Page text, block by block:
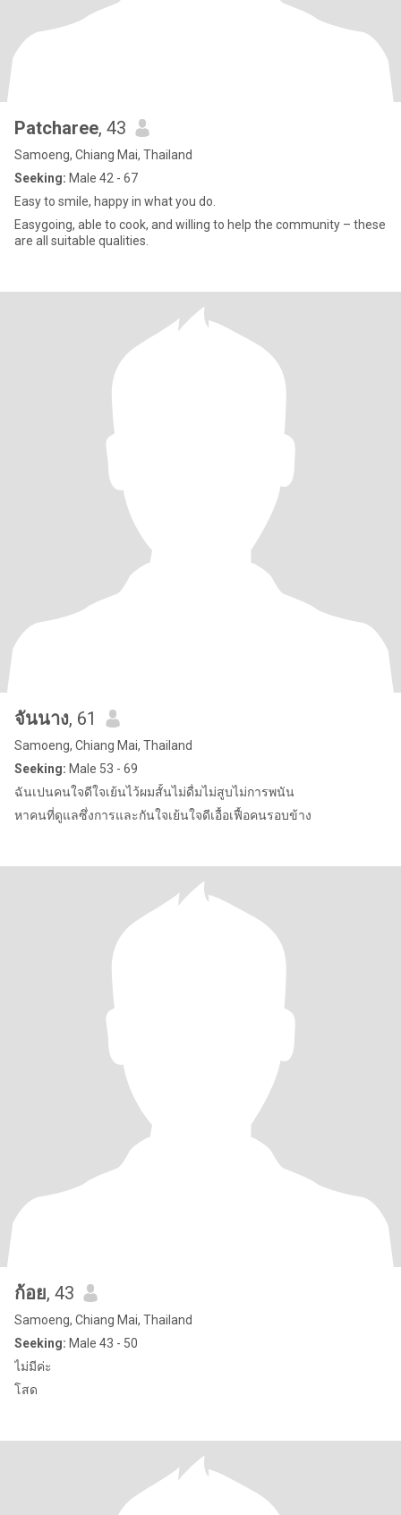
Patcharee, 43
Samoeng, Chiang Mai, Thailand
Seeking: Male 42 - 67
Easy to smile, happy in what you do.
Easygoing, able to cook, and willing to help the community – these
are all suitable qualities.
จันนาง, 61
Samoeng, Chiang Mai, Thailand
Seeking: Male 53 - 69
ฉันเปนคนใจดีใจเย้นไว้ผมสั้นไม่ดื่มไม่สูบไม่การพนัน
หาคนที่ดูแลซึ่งการและกันใจเย้นใจดีเอื้อเฟื้อคนรอบข้าง
ก้อย, 43
Samoeng, Chiang Mai, Thailand
Seeking: Male 43 - 50
ไม่มีค่ะ
โสด